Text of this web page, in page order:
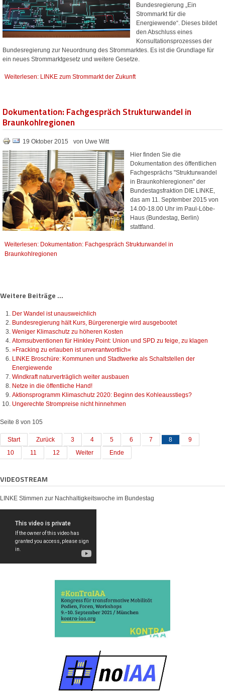
Bundesregierung „Ein
Strommarkt für die
Energiewende“. Dieses bildet
den Abschluss eines
Konsultationsprozesses der
Bundesregierung zur Neuordnung des Strommarktes. Es ist die Grundlage für
ein neues Strommarktgesetz und weitere Gesetze.
Weiterlesen: LINKE zum Strommarkt der Zukunft
Dokumentation: Fachgespräch Strukturwandel in
Braunkohlregionen
19 Oktober 2015
von Uwe Witt
Hier finden Sie die
Dokumentation des öffentlichen
Fachgesprächs "Strukturwandel
in Braunkohleregionen" der
Bundestagsfraktion DIE LINKE,
das am 11. September 2015 von
14.00-18.00 Uhr im Paul-Löbe-
Haus (Bundestag, Berlin)
stattfand.
Weiterlesen: Dokumentation: Fachgespräch Strukturwandel in
Braunkohlregionen
Weitere Beiträge ...
Der Wandel ist unausweichlich
Bundesregierung hält Kurs, Bürgerenergie wird ausgebootet
Weniger Klimaschutz zu höheren Kosten
Atomsubventionen für Hinkley Point: Union und SPD zu feige, zu klagen
»Fracking zu erlauben ist unverantwortlich«
LINKE Broschüre: Kommunen und Stadtwerke als Schaltstellen der
Energiewende
Windkraft naturverträglich weiter ausbauen
Netze in die öffentliche Hand!
Aktionsprogramm Klimaschutz 2020: Beginn des Kohleausstiegs?
Ungerechte Strompreise nicht hinnehmen
Seite 8 von 105
Start Zurück 3 4 5 6 7 8
9
10
11 12 Weiter Ende
VIDEOSTREAM
LINKE Stimmen zur Nachhaltigkeitswoche im Bundestag